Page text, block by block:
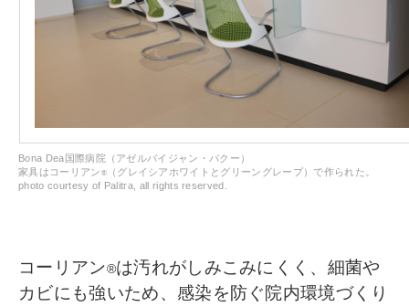
Bona Dea国際病院（アゼルバイジャン・バクー）
家具はコーリアン ®（グレイシアホワイトとグリーングレープ）で作られた。
photo courtesy of Palitra, all rights reserved.
コーリアン®は汚れがしみこみにくく、細菌や
カビにも強いため、感染を防ぐ院内環境づくり